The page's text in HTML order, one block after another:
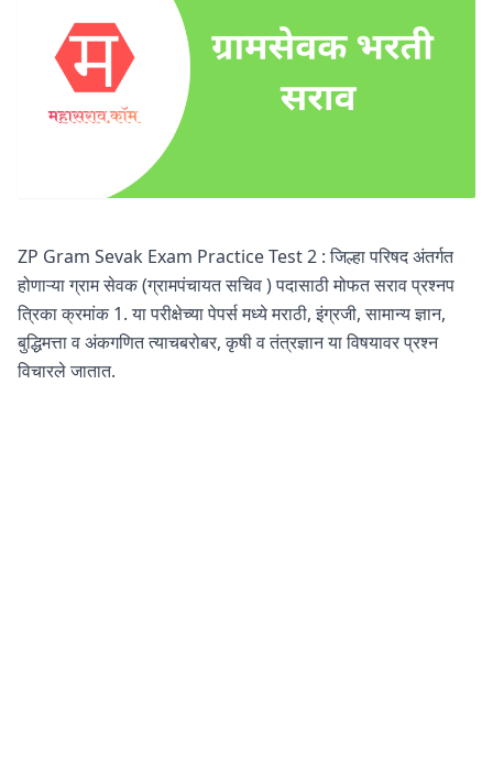
ZP Gram Sevak Exam Practice Test 2 : जिल्हा परिषद अंतर्गत
होणाऱ्या ग्राम सेवक (ग्रामपंचायत सचिव ) पदासाठी मोफत सराव प्रश्नप
त्रिका क्रमांक 1. या परीक्षेच्या पेपर्स मध्ये मराठी, इंग्रजी, सामान्य ज्ञान,
बुद्धिमत्ता व अंकगणित त्याचबरोबर, कृषी व तंत्रज्ञान या विषयावर प्रश्न
विचारले जातात.